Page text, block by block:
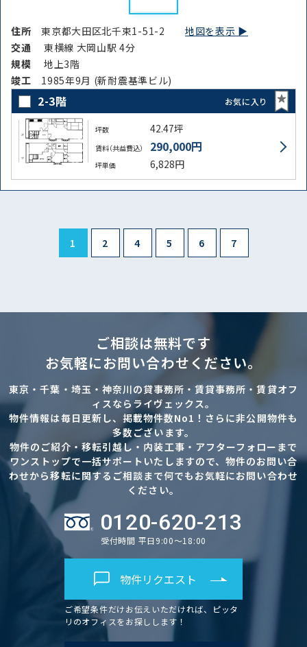
住所東京都大田区北千束1-51-2地図を表示 ▶︎
交通
東横線 大岡山駅 4分
規模
地上3階
竣⼯ 1985年9月 (新耐震基準ビル)
2-3階 お気に入り
坪数 42.47坪
賃料（共益費込） 290,000円
坪単価 6,828円
1 2 4 5 6 7
ご相談は無料です
お気軽にお問い合わせください。
東京・千葉・埼玉・神奈川の貸事務所・賃貸事務所・賃貸オフ
ィスならライヴェックス。
物件情報は毎日更新し、掲載物件数No1！さらに非公開物件も
多数ございます。
物件のご紹介・移転引越し・内装工事・アフターフォローまで
ワンストップで一括サポートいたしますので、物件のお問い合
わせから移転に関するご相談まで何でもお気軽にお問い合わせ
ください。
0120-620-213
受付時間 平日9:00～18:00
物件リクエスト
ご希望条件だけお伝えいただければ、ピッタ
リのオフィスをお探しします！